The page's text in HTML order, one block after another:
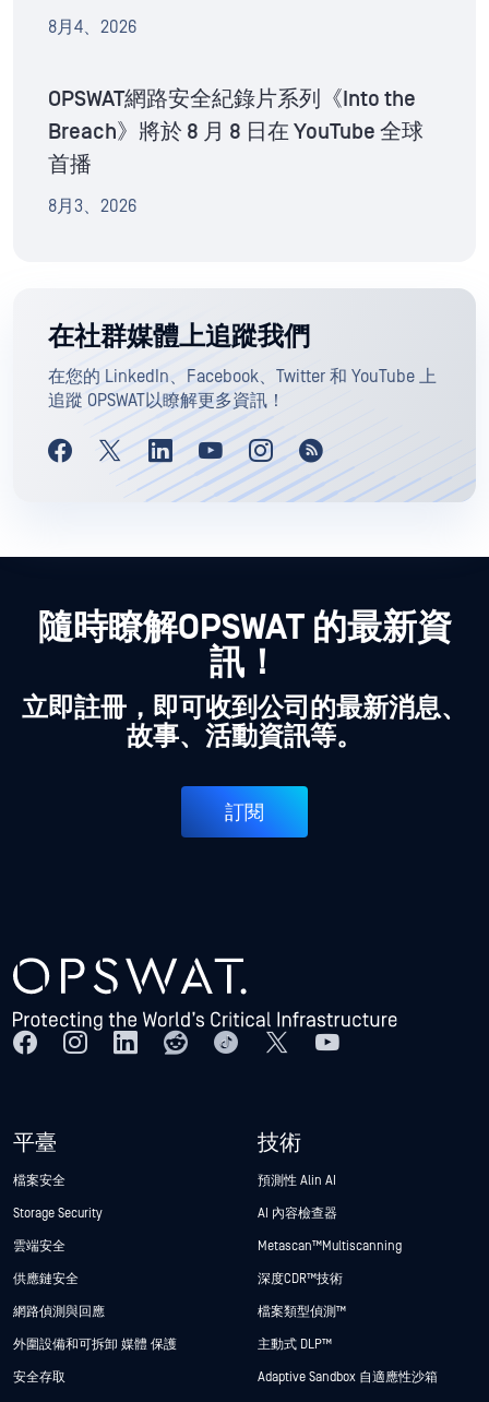
8月4、2026
OPSWAT網路安全紀錄片系列《Into the
Breach》將於 8 月 8 日在 YouTube 全球
首播
8月3、2026
在社群媒體上追蹤我們
在您的 LinkedIn、Facebook、Twitter 和 YouTube 上
追蹤 OPSWAT以瞭解更多資訊！
隨時瞭解OPSWAT 的最新資
訊！
立即註冊，即可收到公司的最新消息、
故事、活動資訊等。
訂閱
平臺
檔案安全
Storage Security
雲端安全
供應鏈安全
網路偵測與回應
外圍設備和可拆卸 媒體 保護
安全存取
技術
預測性 Alin AI
AI 內容檢查器
Metascan™ Multiscanning
深度CDR™技術
檔案類型偵測™
主動式 DLP™
Adaptive Sandbox 自適應性沙箱